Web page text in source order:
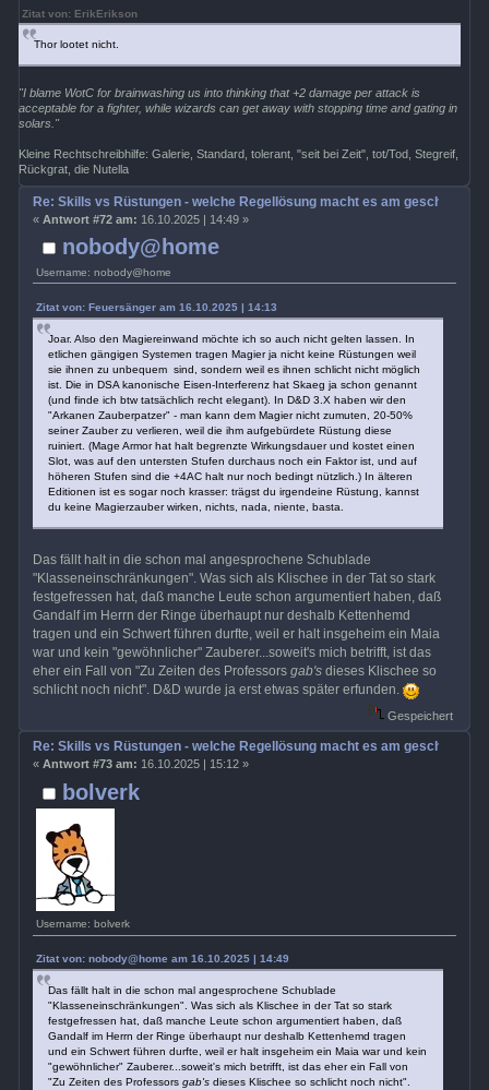
Zitat von: ErikErikson
Thor lootet nicht.
"I blame WotC for brainwashing us into thinking that +2 damage per attack is
acceptable for a fighter, while wizards can get away with stopping time and gating in
solars."
Kleine Rechtschreibhilfe: Galerie, Standard, tolerant, "seit bei Zeit", tot/Tod, Stegreif,
Rückgrat, die Nutella
nobody@home
Username: nobody@home
Re: Skills vs Rüstungen - welche Regellösung macht es am
« Antwort #72 am: 16.10.2025 | 14:49 »
Zitat von: Feuersänger am 16.10.2025 | 14:13
Joar. Also den Magiereinwand möchte ich so auch nicht gelten lassen. In
etlichen gängigen Systemen tragen Magier ja nicht keine Rüstungen weil
sie ihnen zu unbequem sind, sondern weil es ihnen schlicht nicht möglich
ist. Die in DSA kanonische Eisen-Interferenz hat Skaeg ja schon genannt
(und finde ich btw tatsächlich recht elegant). In D&D 3.X haben wir den
"Arkanen Zauberpatzer" - man kann dem Magier nicht zumuten, 20-50%
seiner Zauber zu verlieren, weil die ihm aufgebürdete Rüstung diese
ruiniert. (Mage Armor hat halt begrenzte Wirkungsdauer und kostet einen
Slot, was auf den untersten Stufen durchaus noch ein Faktor ist, und auf
höheren Stufen sind die +4AC halt nur noch bedingt nützlich.) In älteren
Editionen ist es sogar noch krasser: trägst du irgendeine Rüstung, kannst
du keine Magierzauber wirken, nichts, nada, niente, basta.
Das fällt halt in die schon mal angesprochene Schublade
"Klasseneinschränkungen". Was sich als Klischee in der Tat so stark
festgefressen hat, daß manche Leute schon argumentiert haben, daß
Gandalf im Herrn der Ringe überhaupt nur deshalb Kettenhemd
tragen und ein Schwert führen durfte, weil er halt insgeheim ein Maia
war und kein "gewöhnlicher" Zauberer...soweit's mich betrifft, ist das
eher ein Fall von "Zu Zeiten des Professors gab'sdieses Klischee so
schlicht noch nicht". D&D wurde ja erst etwas später erfunden.
Gespeichert
bolverk
Username: bolverk
Re: Skills vs Rüstungen - welche Regellösung macht es am
« Antwort #73 am: 16.10.2025 | 15:12 »
Zitat von: nobody@home am 16.10.2025 | 14:49
Das fällt halt in die schon mal angesprochene Schublade
"Klasseneinschränkungen". Was sich als Klischee in der Tat so stark
festgefressen hat, daß manche Leute schon argumentiert haben, daß
Gandalf im Herrn der Ringe überhaupt nur deshalb Kettenhemd tragen
und ein Schwert führen durfte, weil er halt insgeheim ein Maia war und kein
"gewöhnlicher" Zauberer...soweit's mich betrifft, ist das eher ein Fall von
"Zu Zeiten des Professors gab'sdieses Klischee so schlicht noch nicht".